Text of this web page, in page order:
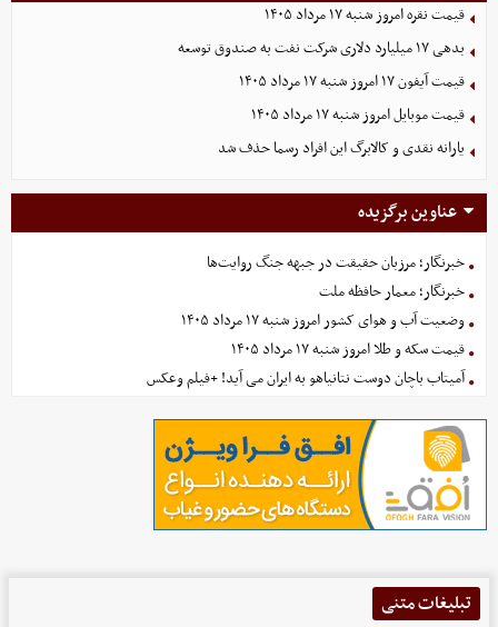
قیمت نقره امروز شنبه ۱۷ مرداد ۱۴۰۵
بدهی ١٧ میلیارد دلاری شرکت نفت به صندوق توسعه
قیمت آیفون ۱۷ امروز شنبه ۱۷ مرداد ۱۴۰۵
قیمت موبایل‌ امروز شنبه ۱۷ مرداد ۱۴۰۵
یارانه نقدی و کالابرگ این افراد رسما حذف شد
عناوین برگزیده
خبرنگار؛ مرزبان حقیقت در جبهه جنگ روایت‌ها
خبرنگار؛ معمار حافظه ملت
وضعیت آب و هوای کشور امروز شنبه ۱۷ مرداد ۱۴۰۵
قیمت سکه و طلا امروز شنبه ۱۷ مرداد ۱۴۰۵
آمیتاب باچان دوست نتانیاهو به ایران می آید! +فیلم وعکس
تبلیغات متنی